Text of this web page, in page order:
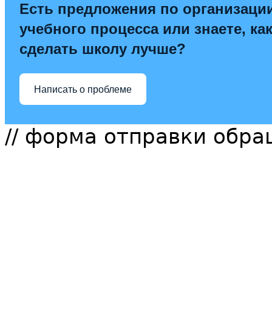
Есть предложения по
учебного процесса или знаете, как
сделать школу лучше?
Написать о проблеме
// форма отправки